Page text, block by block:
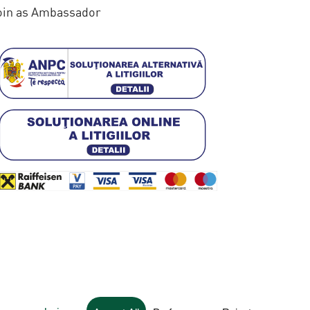
as Ambassador